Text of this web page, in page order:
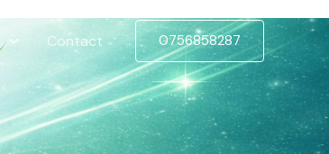
Contact 0756858287